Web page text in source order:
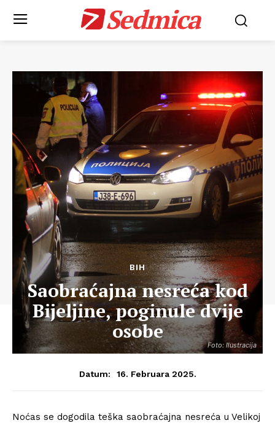
Sedmica
Foto: Ilustracija
BIH
Saobraćajna nesreća kod
Bijeljine, poginule dvije
osobe
Datum: 16. Februara 2025.
Noćas se dogodila teška saobraćajna nesreća u Velikoj